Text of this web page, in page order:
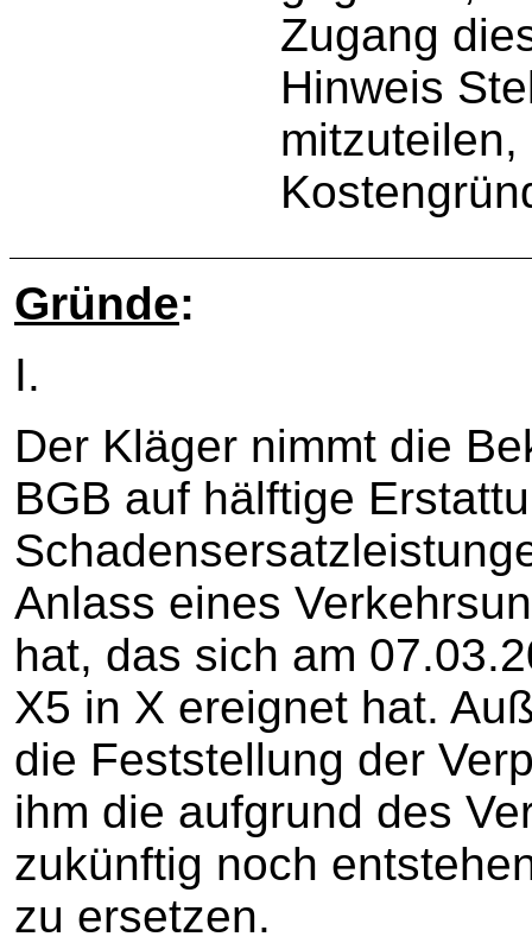
Zugang
Hinweis
Gründe:
I.
Der Kläger nimmt die
BGB auf hälftige
Anlass eines
hat, das sich am
X5 in X ereignet hat.
die Feststellung der
ihm die aufgrund des
zukünftig noch
zu ersetzen.